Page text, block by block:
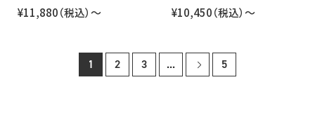
¥11,880（税込）〜 ¥10,450（税込）〜
1 2 3 ... 5